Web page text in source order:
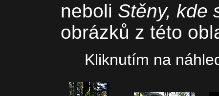
neboli Stěny, kde
obrázků z této
Kliknutím na